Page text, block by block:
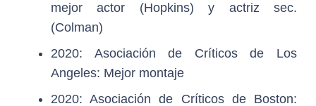
mejor actor (Hopkins) y actriz sec.
(Colman)
2020: Asociación de Críticos de Los
Angeles: Mejor montaje
2020: Asociación de Críticos de Boston: